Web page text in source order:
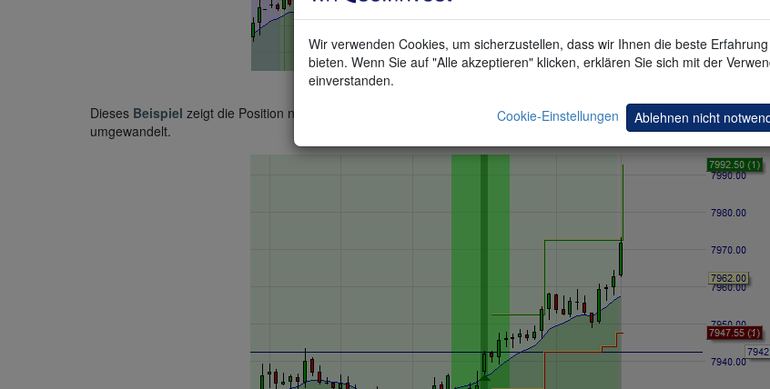
Dieses Beispiel zeigt die Position nach Erreichen des zweiten Gewinnziels. Der Break-Even-Stop wird automatisch in
umgewandelt.
Wir verwenden Cookies, um sicherzustellen, dass wir Ihnen die beste
bieten. Wenn Sie auf "Alle akzeptieren" klicken, erklären Sie sich mit der
einverstanden.
Cookie-Einstellungen
Ablehnen nicht